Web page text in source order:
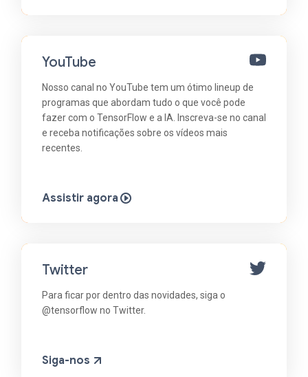
YouTube
Nosso canal no YouTube tem um ótimo lineup de
programas que abordam tudo o que você pode
fazer com o TensorFlow e a IA. Inscreva-se no canal
e receba notificações sobre os vídeos mais
recentes.
Assistir agora
Twitter
Para ficar por dentro das novidades, siga o
@tensorflow no Twitter.
Siga-nos